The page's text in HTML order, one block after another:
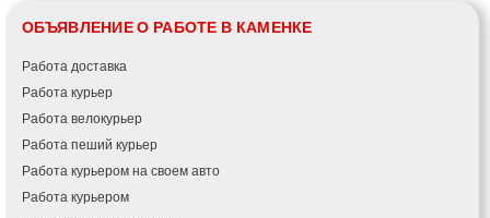
ОБЪЯВЛЕНИЕ О РАБОТЕ В КАМЕНКЕ
Работа доставка
Работа курьер
Работа велокурьер
Работа пеший курьер
Работа курьером на своем авто
Работа курьером
Фонтанка
Гадяч
Гатное
Глеваха
Горишние Плавни
Гостомель
Харьков
Херсон